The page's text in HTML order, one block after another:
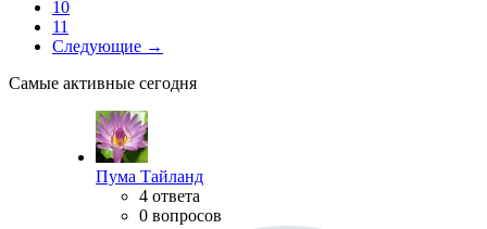
10
11
Следующие →
Самые активные сегодня
Пума Тайланд
4 ответа
0 вопросов